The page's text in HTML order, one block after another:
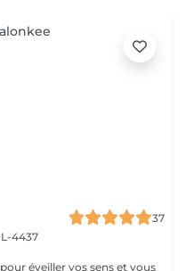
37
4437
éveiller vos sens et vous